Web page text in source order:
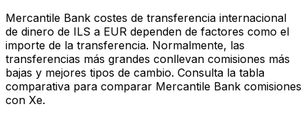
Mercantile Bank costes de transferencia internacional
de dinero de ILS a EUR dependen de factores como el
importe de la transferencia. Normalmente, las
transferencias más grandes conllevan comisiones más
bajas y mejores tipos de cambio. Consulta la tabla
comparativa para comparar Mercantile Bank comisiones
con Xe.